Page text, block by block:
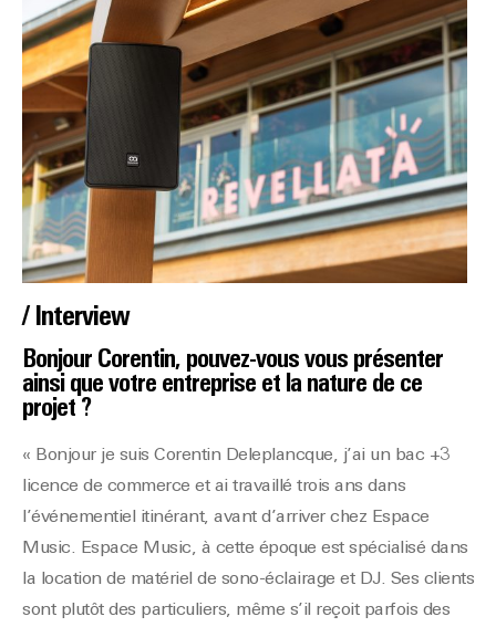
/ Interview
Bonjour Corentin, pouvez-vous vous présenter
ainsi que votre entreprise et la nature de ce
projet ?
« Bonjour je suis Corentin Deleplancque, j’ai un bac +3
licence de commerce et ai travaillé trois ans dans
l’événementiel itinérant, avant d’arriver chez Espace
Music. Espace Music, à cette époque est spécialisé dans
la location de matériel de sono-éclairage et DJ. Ses clients
sont plutôt des particuliers, même s’il reçoit parfois des